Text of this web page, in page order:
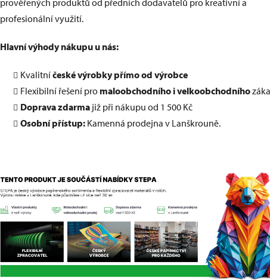
prověřených produktů od předních dodavatelů pro kreativní a
profesionální využití.
Hlavní výhody nákupu u nás:
Kvalitníčeské výrobky přímo od výrobce
Flexibilní řešení pro maloobchodního i velkoobchodního
Doprava zdarma již při nákupu od 1 500 Kč
Osobní přístup: Kamenná prodejna v Lanškrouně.